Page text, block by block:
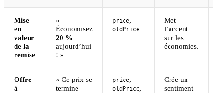
Mise
en
valeur
de la
remise
«
Économisez
20 %
aujourd’hui
! »
price,
oldPrice
Met
l’accent
sur les
économies.
Offre
à
« Ce prix se
termine
price,
oldPrice,
Crée un
sentiment